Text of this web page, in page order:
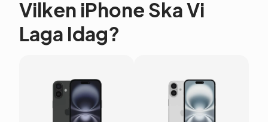
Vilken iPhone Ska Vi
Laga Idag?